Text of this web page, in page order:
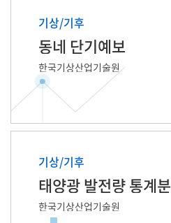
기상/기후
동네 단기예보
한국기상산업기술원
기상/기후
태양광 발전량 통계
한국기상산업기술원